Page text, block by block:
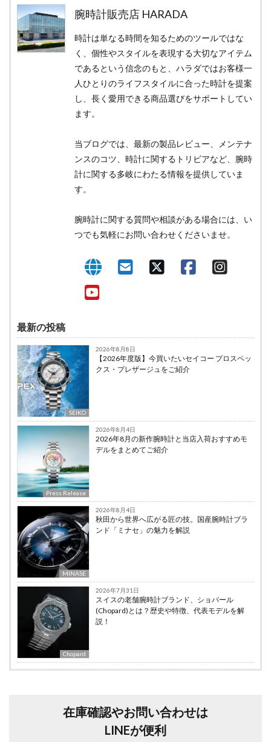
腕時計販売店 HARADA
時計は単なる時間を知るためのツールではな
く、個性やスタイルを表現する大切なアイテム
であるという信念のもと、ハラダではお客様一
人ひとりのライフスタイルに合った時計を提案
し、長く愛用できる商品選びをサポートしてい
ます。
当ブログでは、最新の製品レビュー、メンテナ
ンスのコツ、時計に関するトリビアなど、腕時
計に関する多岐にわたる情報を提供していま
す。
腕時計に関する質問や相談がある場合には、い
つでも気軽にお問い合わせくださいませ。
最新の投稿
SEIKO
2026年8月8日
【2026年度版】今買いたいセイコー プロスペッ
クス・プレザージュをご紹介
Press Release
2026年8月4日
2026年8月の新作腕時計と当店入荷おすすめモ
デルをまとめてご紹介
MINASE
2026年8月4日
秋田から世界へ広がる匠の技。国産腕時計ブラ
ンド「ミナセ」の魅力を解説
Chopard
2026年7月31日
スイスの老舗腕時計ブランド、ショパール
(Chopard)とは？歴史や特徴、代表モデルを解
説！
在庫確認やお問い合わせは
LINEが便利